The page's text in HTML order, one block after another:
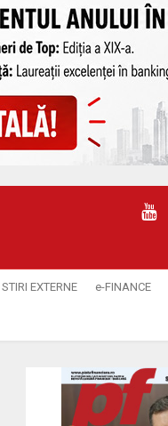
STIRI EXTERNE e-FINANCE